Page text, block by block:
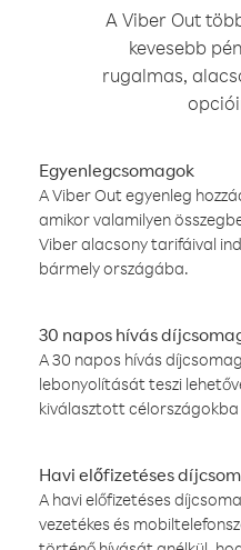
A Viber Out
kevesebb
rugalmas,
Egyenlegcsomagok
A Viber Out egyenleg
amikor valamilyen
Viber alacsony tarifáival
bármely országába.
30 napos hívás
A 30 napos hívás
lebonyolítását teszi
kiválasztott
Havi előfizetéses
A havi előfizetéses
vezetékes és